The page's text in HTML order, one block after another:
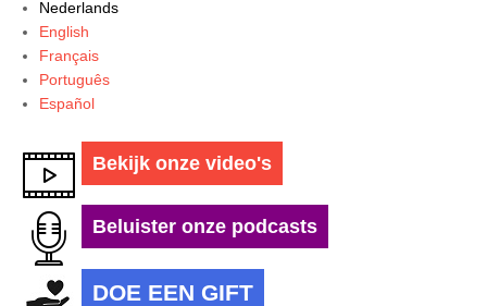
Nederlands
English
Français
Português
Español
Bekijk onze video's
Beluister onze podcasts
DOE EEN GIFT